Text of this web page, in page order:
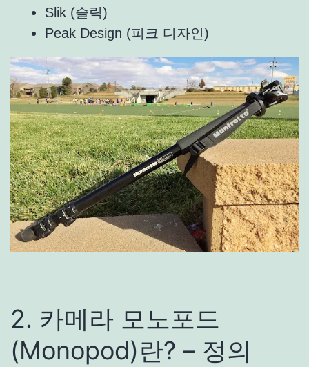
Slik (슬릭)
Peak Design (피크 디자인)
2. 카메라 모노포드
(Monopod)란? – 정의